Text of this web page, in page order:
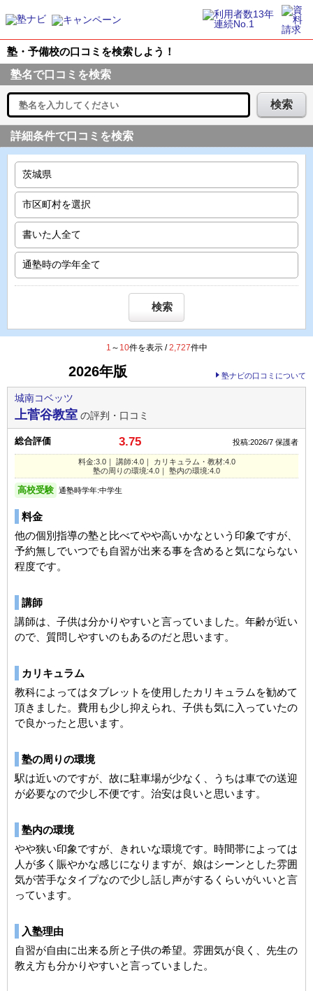
塾・予備校の口コミを検索しよう！
塾名で口コミを検索
検索
詳細条件で口コミを検索
検索
1 ～ 10件を表示 /2,727件中
2026年版 塾ナビの口コミについて
城南コベッツ
上菅谷教室 の評判・口コミ
総合評価 3.75 投稿:2026/7 保護者
料金:3.0｜ 講師:4.0｜ カリキュラム・教材:4.0
塾の周りの環境:4.0｜ 塾内の環境:4.0
高校受験 通塾時学年:中学生
料金
他の個別指導の塾と比べてやや高いかなという印象ですが、
予約無しでいつでも自習が出来る事を含めると気にならない
程度です。
講師
講師は、子供は分かりやすいと言っていました。年齢が近い
ので、質問しやすいのもあるのだと思います。
カリキュラム
教科によってはタブレットを使用したカリキュラムを勧めて
頂きました。費用も少し抑えられ、子供も気に入っていたの
で良かったと思います。
塾の周りの環境
駅は近いのですが、故に駐車場が少なく、うちは車での送迎
が必要なので少し不便です。治安は良いと思います。
塾内の環境
やや狭い印象ですが、きれいな環境です。時間帯によっては
人が多く賑やかな感じになりますが、娘はシーンとした雰囲
気が苦手なタイプなので少し話し声がするくらいがいいと言
っています。
入塾理由
自習が自由に出来る所と子供の希望。雰囲気が良く、先生の
教え方も分かりやすいと言っていました。